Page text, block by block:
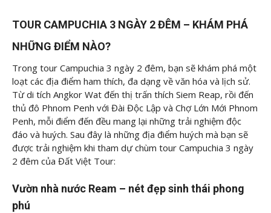
TOUR CAMPUCHIA 3 NGÀY 2 ĐÊM – KHÁM PHÁ
NHỮNG ĐIỂM NÀO?
Trong tour Campuchia 3 ngày 2 đêm, bạn sẽ khám phá một
loạt các địa điểm ham thích, đa dạng về văn hóa và lịch sử.
Từ di tích Angkor Wat đến thị trấn thích Siem Reap, rồi đến
thủ đô Phnom Penh với Đài Độc Lập và Chợ Lớn Mới Phnom
Penh, mỗi điểm đến đều mang lại những trải nghiệm độc
đáo và huých. Sau đây là những địa điểm huých mà bạn sẽ
được trải nghiệm khi tham dự chùm tour Campuchia 3 ngày
2 đêm của Đất Việt Tour:
Vườn nhà nước Ream – nét đẹp sinh thái phong
phú